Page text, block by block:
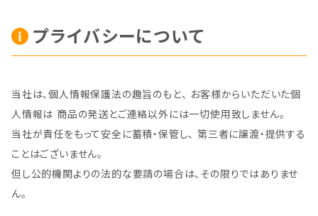
プライバシーについて
当社は、個人情報保護法の趣旨のもと、 お客様からいただいた個
人情報は 商品の発送とご連絡以外には一切使用致しません。
当社が責任をもって安全に蓄積・保管し、 第三者に譲渡・提供する
ことはございません。
但し公的機関よりの法的な要請の場合は、その限りではありませ
ん。